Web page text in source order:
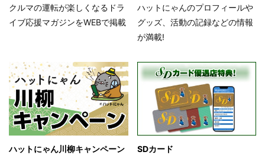
クルマの運転が楽しくなるドラ
イブ応援マガジンをWEBで掲載
ハットにゃんのプロフィールや
グッズ、活動の記録などの情報
が満載!
ハットにゃん川柳キャンペーン SDカード